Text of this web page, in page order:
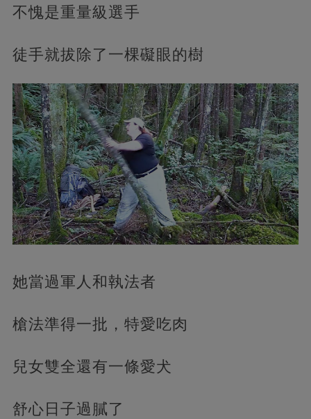
不愧是重量級選手
徒手就拔除了一棵礙眼的樹
她當過軍人和執法者
槍法準得一批，特愛吃肉
兒女雙全還有一條愛犬
舒心日子過膩了